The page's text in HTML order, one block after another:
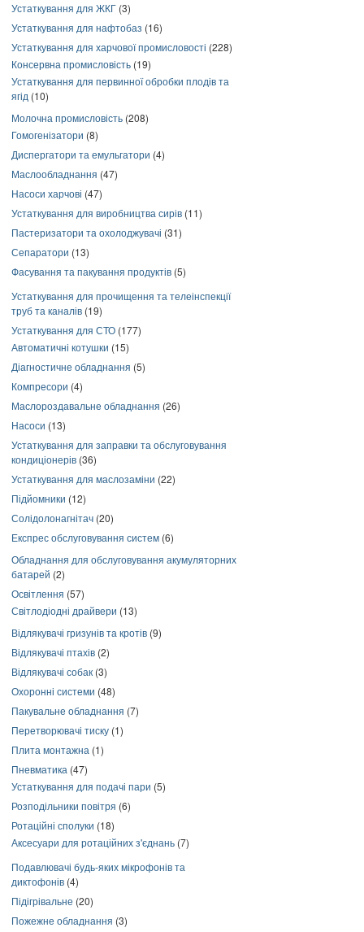
Устаткування для ЖКГ (3)
Устаткування для нафтобаз (16)
Устаткування для харчової промисловості (228)
Консервна промисловість (19)
Устаткування для первинної обробки плодів та
ягід (10)
Молочна промисловість (208)
Гомогенізатори (8)
Диспергатори та емульгатори (4)
Маслообладнання (47)
Насоси харчові (47)
Устаткування для виробництва сирів (11)
Пастеризатори та охолоджувачі (31)
Сепаратори (13)
Фасування та пакування продуктів (5)
Устаткування для прочищення та телеінспекції
труб та каналів (19)
Устаткування для СТО (177)
Автоматичні котушки (15)
Діагностичне обладнання (5)
Компресори (4)
Маслороздавальне обладнання (26)
Насоси (13)
Устаткування для заправки та обслуговування
кондиціонерів (36)
Устаткування для маслозаміни (22)
Підйомники (12)
Солідолонагнітач (20)
Експрес обслуговування систем (6)
Обладнання для обслуговування акумуляторних
батарей (2)
Освітлення (57)
Світлодіодні драйвери (13)
Відлякувачі гризунів та кротів (9)
Відлякувачі птахів (2)
Відлякувачі собак (3)
Охоронні системи (48)
Пакувальне обладнання (7)
Перетворювачі тиску (1)
Плита монтажна (1)
Пневматика (47)
Устаткування для подачі пари (5)
Розподільники повітря (6)
Ротаційні сполуки (18)
Аксесуари для ротаційних з'єднань (7)
Подавлювачі будь-яких мікрофонів та
диктофонів (4)
Підігрівальне (20)
Пожежне обладнання (3)